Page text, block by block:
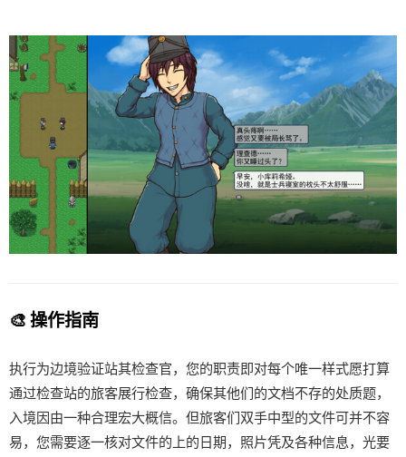
🎨 操作指南
执行为边境验证站其检查官，您的职责即对每个唯一样式愿打算
通过检查站的旅客展行检查，确保其他们的文档不存的处质题，
入境因由一种合理宏大概信。但旅客们双手中型的文件可并不容
易，您需要逐一核对文件的上的日期，照片凭及各种信息，光要